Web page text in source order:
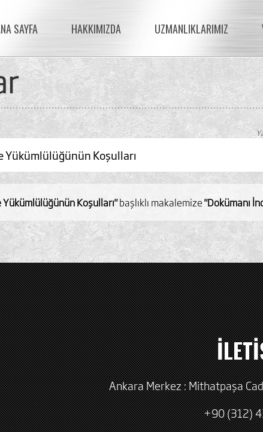
SAYFA HAKKIMIZDA UZMANLIKLARIMIZ
Yükümlülüğünün Koşulları
Yükümlülüğünün Koşulları"başlıklı makalemize"Dokümanı
Ankara Merkez : Mithatpaşa
+90 (312)